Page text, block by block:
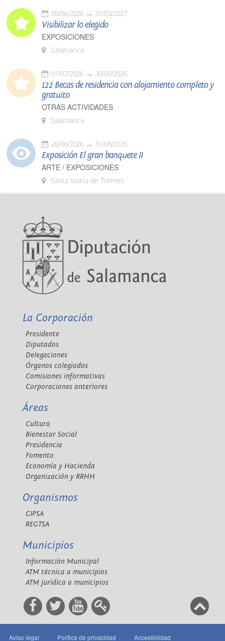
05/06/2026 31/03/2027
Visibilizar lo elegido
EXPOSICIONES
Salamanca
01/07/2026 30/09/2026
122 Becas de residencia con alojamiento completo y
gratuito
OTRAS ACTIVIDADES
Salamanca
26/06/2026 31/08/2026
Exposición El gran banquete II
ARTE / EXPOSICIONES
Santa Marta de Tormes
La Corporación
Presidente
Diputados
Delegaciones
Órganos colegiados
Comisiones informativas
Corporaciones anteriores
Áreas
Cultura
Bienestar Social
Presidencia
Fomento
Economía y Hacienda
Organización y RRHH
Organismos
CIPSA
REGTSA
Municipios
Información Municipal
ATM técnica a municipios
ATM jurídica a municipios
Aviso legal Política de privacidad Accesibilidad